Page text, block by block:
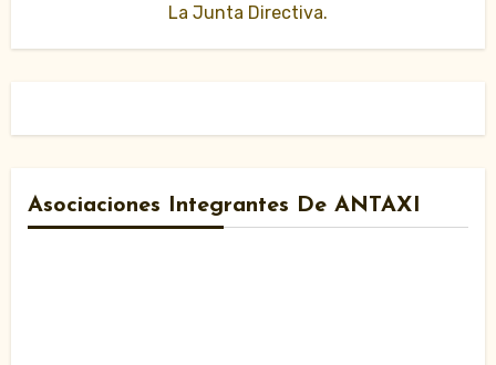
La Junta Directiva.
Asociaciones Integrantes De ANTAXI